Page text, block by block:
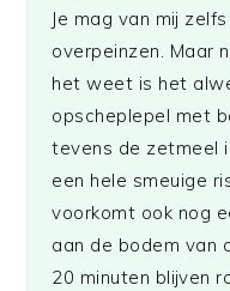
Je mag van mij
overpeinzen. Maar
het weet is het
opscheplepel met
tevens de zetmeel
een hele smeuige
voorkomt ook nog
aan de bodem van
20 minuten blijven